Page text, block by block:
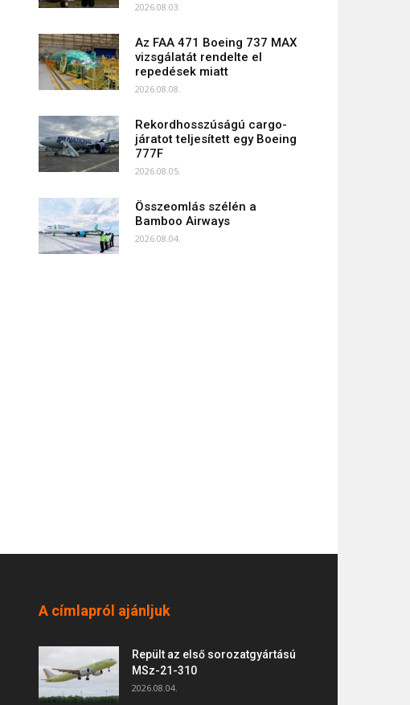
2026.08.03.
Az FAA 471 Boeing 737 MAX
vizsgálatát rendelte el
repedések miatt
2026.08.08.
Rekordhosszúságú cargo-
járatot teljesített egy Boeing
777F
2026.08.05.
Összeomlás szélén a
Bamboo Airways
2026.08.04.
A címlapról ajánljuk
Repült az első sorozatgyártású
MSz-21-310
2026.08.04.